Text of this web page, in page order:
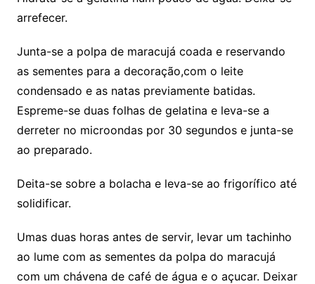
arrefecer.
Junta-se a polpa de maracujá coada e reservando
as sementes para a decoração,com o leite
condensado e as natas previamente batidas.
Espreme-se duas folhas de gelatina e leva-se a
derreter no microondas por 30 segundos e junta-se
ao preparado.
Deita-se sobre a bolacha e leva-se ao frigorífico até
solidificar.
Umas duas horas antes de servir, levar um tachinho
ao lume com as sementes da polpa do maracujá
com um chávena de café de água e o açucar. Deixar